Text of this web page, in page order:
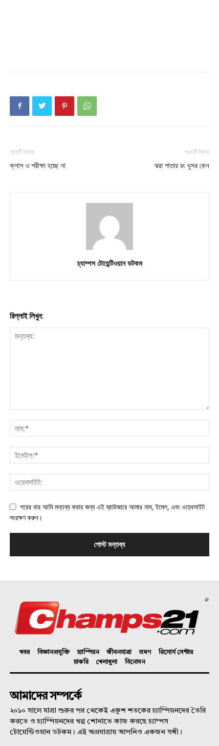
About
Contact us
পূর্ববর্তী নিবন্ধ
ক্লাস ও পরীক্ষা হচ্ছে না
পরবর্তী নিবন্ধ
ঝরা পাতার রং ধূসর কেন
চ্যাম্পস টোয়েন্টিওয়ান ডটকম
রিপ্লাই লিখুন:
পরের বার আমি মন্তব্য করার জন্য এই ব্রাউজারে আমার নাম, ইমেল, এবং ওয়েবসাইট
সংরক্ষণ করুন।
©
খবর বিজ্ঞানপ্রযুক্তি চ্যাম্পিয়ন জীবনযাত্রা ভ্রমণ
রিসোর্স সেন্টার
চাকরি
খেলাধুলা বিনোদন
আমাদের সম্পর্কে
২০১০ সালে যাত্রা শুরুর পর থেকেই একুশ শতকের চ্যাম্পিয়নদের তৈরি
করতে ও চ্যাম্পিয়নদের গল্প শোনাতে কাজ করছে চ্যাম্পস
টোয়েন্টিওয়ান ডটকম। এই অগ্রযাত্রায় আপনিও একজন সঙ্গী।